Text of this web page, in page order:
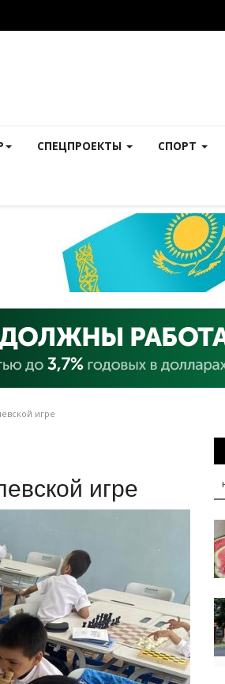
СПЕЦПРОЕКТЫ СПОРТ
игре
игре